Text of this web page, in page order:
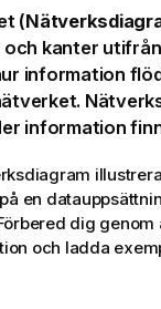
(
och kanter
information
information
en
dig
och ladda